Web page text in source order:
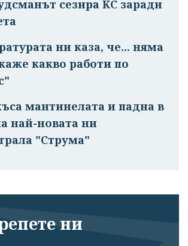
сезира КС заради
ни каза, че... няма
какво работи по
мантинелата и падна в
най-новата ни
"Струма"
ни